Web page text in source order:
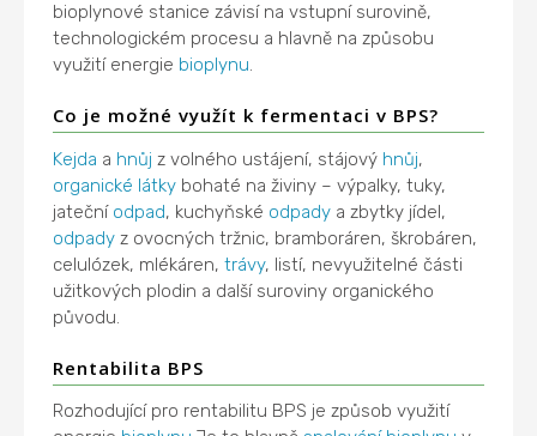
bioplynové stanice závisí na vstupní surovině,
technologickém procesu a hlavně na způsobu
využití energie bioplynu.
Co je možné využít k fermentaci v BPS?
Kejda a hnůj z volného ustájení, stájový hnůj,
organické látky bohaté na živiny – výpalky, tuky,
jateční odpad, kuchyňské odpady a zbytky jídel,
odpady z ovocných tržnic, bramboráren, škrobáren,
celulózek, mlékáren,trávy, listí, nevyužitelné části
užitkových plodin a další suroviny organického
původu.
Rentabilita BPS
Rozhodující pro rentabilitu BPS je způsob využití